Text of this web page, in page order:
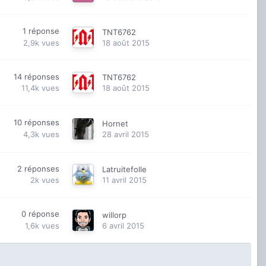
1 réponse
2,9k vues
TNT6762
18 août 2015
14 réponses
11,4k vues
TNT6762
18 août 2015
10 réponses
4,3k vues
Hornet
28 avril 2015
2 réponses
2k vues
Latruitefolle
11 avril 2015
0 réponse
1,6k vues
willorp
6 avril 2015